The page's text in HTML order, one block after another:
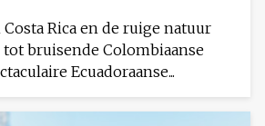
Rica en de ruige natuur
tot bruisende Colombiaanse
Ecuadoraanse...